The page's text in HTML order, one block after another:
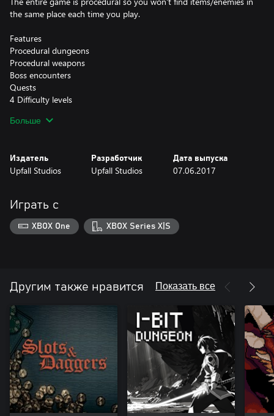
the same place each time you play.
Features
Procedural dungeons
Procedural weapons
Boss encounters
Quests
4 Difficulty levels
Shop - buy and sell items/weapons
Больше
Издатель
Upfall Studios
Разработчик
Upfall Studios
Дата выпуска
07.06.2017
Играть с
XBOX One XBOX Series X|S
Другим также нравится Показать все